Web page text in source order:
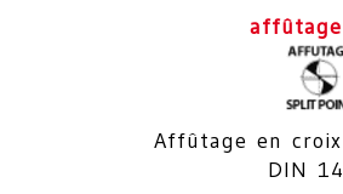
affûtage
Affûtage en
DIN